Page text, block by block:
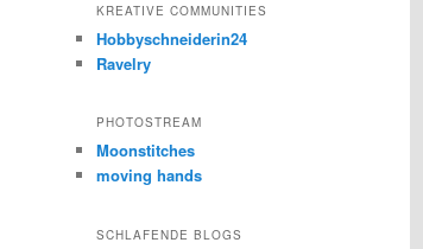
KREATIVE COMMUNITIES
Hobbyschneiderin24
Ravelry
PHOTOSTREAM
Moonstitches
moving hands
SCHLAFENDE BLOGS